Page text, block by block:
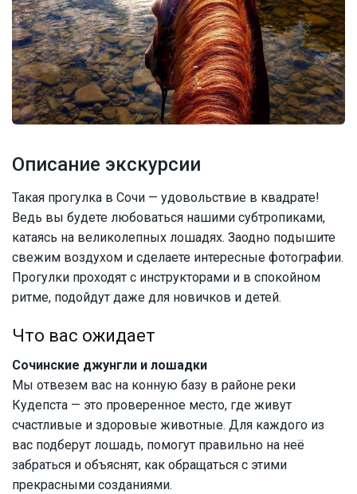
Описание экскурсии
Такая прогулка в Сочи — удовольствие в квадрате!
Ведь вы будете любоваться нашими субтропиками,
катаясь на великолепных лошадях. Заодно подышите
свежим воздухом и сделаете интересные фотографии.
Прогулки проходят с инструкторами и в спокойном
ритме, подойдут даже для новичков и детей.
Что вас ожидает
Сочинские джунгли и лошадки
Мы отвезем вас на конную базу в районе реки
Кудепста — это проверенное место, где живут
счастливые и здоровые животные. Для каждого из
вас подберут лошадь, помогут правильно на неё
забраться и объяснят, как обращаться с этими
прекрасными созданиями.